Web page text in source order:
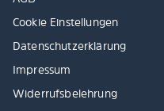
Cookie Einstellungen
Datenschutzerklärung
Impressum
Widerrufsbelehrung